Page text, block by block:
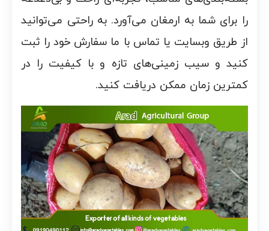
را برای شما به ارمغان می‌آورد. به راحتی می‌توانید
از طریق وبسایت یا تماس با ما سفارش خود را ثبت
کنید و سیب زمینی‌های تازه و با کیفیت را در
کمترین زمان ممکن دریافت کنید.